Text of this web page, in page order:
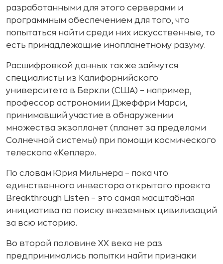
разработанными для этого серверами и
программным обеспечением для того, что
попытаться найти среди них искусственные, то
есть принадлежащие инопланетному разуму.
Расшифровкой данных также займутся
специалисты из Калифорнийского
университета в Беркли (США) – например,
профессор астрономии Джеффри Марси,
принимавший участие в обнаружении
множества экзопланет (планет за пределами
Солнечной системы) при помощи космического
телескопа «Кеплер».
По словам Юрия Мильнера – пока что
единственного инвестора открытого проекта
Breakthrough Listen – это самая масштабная
инициатива по поиску внеземных цивилизаций
за всю историю.
Во второй половине XX века не раз
предпринимались попытки найти признаки